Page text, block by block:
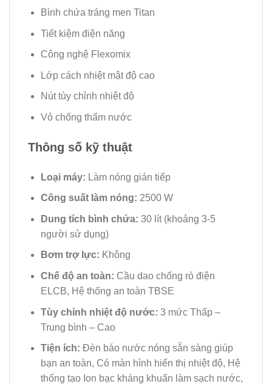
Bình chứa tráng men Titan
Tiết kiệm điện năng
Công nghệ Flexomix
Lớp cách nhiệt mật độ cao
Nút tùy chỉnh nhiệt độ
Vỏ chống thấm nước
Thông số kỹ thuật
Loại máy: Làm nóng gián tiếp
Công suất làm nóng: 2500 W
Dung tích bình chứa: 30 lít (khoảng 3-5
người sử dụng)
Bơm trợ lực: Không
Chế độ an toàn: Cầu dao chống rò điện
ELCB, Hệ thống an toàn TBSE
Tùy chỉnh nhiệt độ nước: 3 mức Thấp –
Trung bình – Cao
Tiện ích: Đèn báo nước nóng sẵn sàng giúp
bạn an toàn, Có màn hình hiển thị nhiệt độ, Hệ
thống tạo Ion bạc kháng khuẩn làm sạch nước,